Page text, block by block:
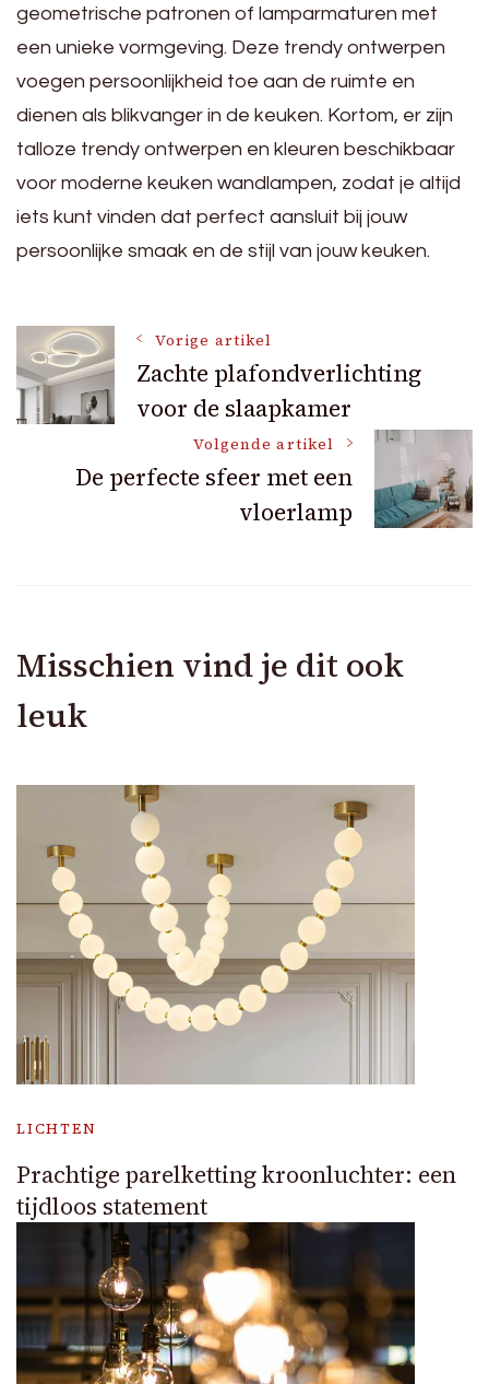
geometrische patronen of lamparmaturen met
een unieke vormgeving. Deze trendy ontwerpen
voegen persoonlijkheid toe aan de ruimte en
dienen als blikvanger in de keuken. Kortom, er zijn
talloze trendy ontwerpen en kleuren beschikbaar
voor moderne keuken wandlampen, zodat je altijd
iets kunt vinden dat perfect aansluit bij jouw
persoonlijke smaak en de stijl van jouw keuken.
Bericht
navigatie
Vorige artikel
Zachte plafondverlichting
voor de slaapkamer
Volgende artikel
De perfecte sfeer met een
vloerlamp
Misschien vind je dit ook
leuk
LICHTEN
Prachtige parelketting kroonluchter: een
tijdloos statement